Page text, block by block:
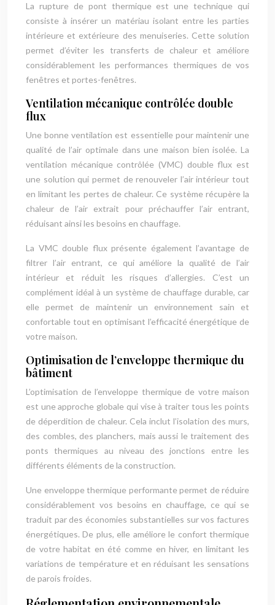
La rupture de pont thermique est une technique qui
consiste à insérer un matériau isolant entre les parties
intérieure et extérieure des menuiseries. Cette solution
permet d’éviter les transferts de chaleur et améliore
considérablement les performances thermiques de vos
fenêtres et portes-fenêtres.
Ventilation mécanique contrôlée double
flux
Une bonne ventilation est essentielle pour maintenir une
qualité de l’air optimale dans une maison bien isolée. La
ventilation mécanique contrôlée (VMC) double flux est
une solution qui permet de renouveler l’air intérieur tout
en limitant les pertes de chaleur. Ce système récupère la
chaleur de l’air extrait pour préchauffer l’air entrant,
réduisant ainsi les besoins en chauffage.
La VMC double flux présente également l’avantage de
filtrer l’air entrant, ce qui améliore la qualité de l’air
intérieur et réduit les risques d’allergies. C’est un
complément idéal à un système de chauffage durable, car
elle permet de maintenir un environnement sain et
confortable tout en optimisant l’efficacité énergétique de
votre maison.
Optimisation de l’enveloppe thermique du
bâtiment
L’optimisation de l’enveloppe thermique de votre maison
est une approche globale qui vise à traiter tous les points
de déperdition de chaleur. Cela inclut l’isolation des murs,
des combles, des planchers, mais aussi le traitement des
ponts thermiques au niveau des jonctions entre les
différents éléments de la construction.
Une enveloppe thermique performante permet de réduire
considérablement vos besoins en chauffage, ce qui se
traduit par des économies substantielles sur vos factures
énergétiques. De plus, elle améliore le confort thermique
de votre habitat en été comme en hiver, en limitant les
variations de température et en réduisant les sensations
de parois froides.